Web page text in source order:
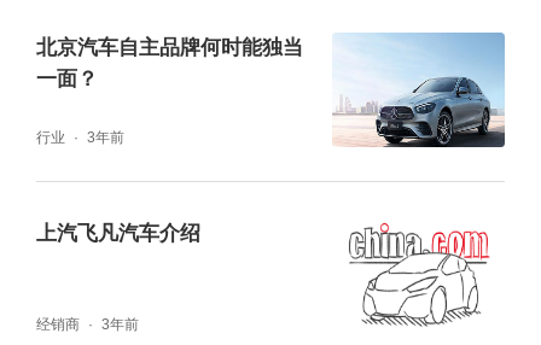
掘能力”，飞凡汽车将深耕中高端智能电动车市
场，探索运用创新的公司运营方式、商业运作
模式和市场化激励机制，打造创新发展新引
目前上汽R汽车品牌主推新能源车，旗下车型
目前有三款，首款车型为ER6紧凑级轿车，第
二款是MARVEL R中型SUV，第三款车型是概
北京汽车自主品牌何时能独当
一面？
行业 3年前
上汽飞凡汽车介绍
经销商 3年前